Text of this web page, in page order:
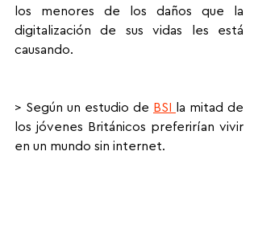
los menores de los daños que la
digitalización de sus vidas les está
causando.
> Según un estudio de BSI
la mitad de
los jóvenes Británicos preferirían vivir
en un mundo sin internet.